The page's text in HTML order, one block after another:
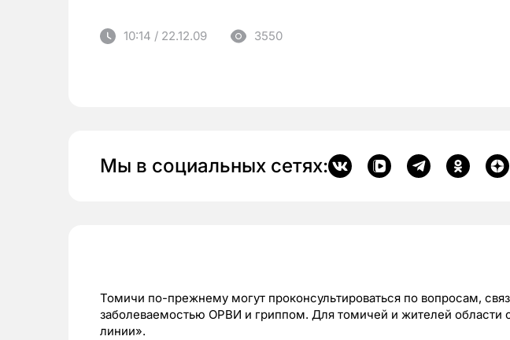
10:14 / 22.12.09 3550
Мы в социальных сетях:
Томичи по-прежнему могут проконсультироваться по вопросам,
заболеваемостью ОРВИ и гриппом. Для томичей и жителей области
линии».